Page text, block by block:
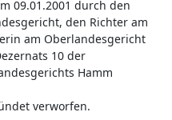
09.01.2001 durch den
den Richter am
am Oberlandesgericht
10 der
Hamm
verworfen.